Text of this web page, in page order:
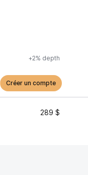
+2% depth
Créer un compte
289 $